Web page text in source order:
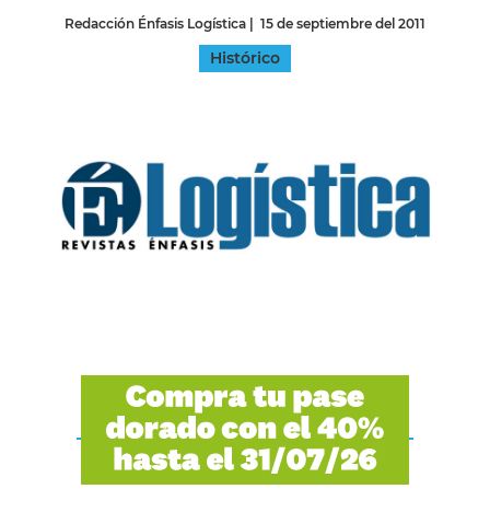
Redacción Énfasis Logística | 15 de septiembre del 2011
Histórico